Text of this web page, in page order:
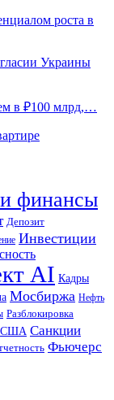
роста в
Украины
в ₽100 млрд,…
финансы
Депозит
Инвестиции
AI Кадры
Мосбиржа Нефть
Разблокировка
США Санкции
Фьючерс